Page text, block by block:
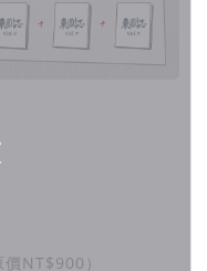
視角，採集、撰寫加蚋
切入點介紹南萬華，加
窺老城市曾經的繁華盛
，發掘地方上老社區面
，透過編採紀錄回應社
NT$900）